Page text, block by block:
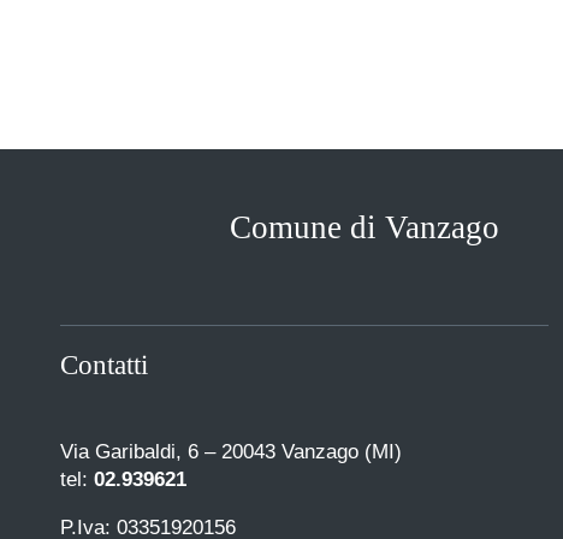
Comune di Vanzago
Contatti
Via Garibaldi, 6 – 20043 Vanzago (MI)
tel: 02.939621
P.Iva: 03351920156